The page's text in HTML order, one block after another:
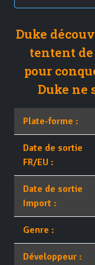
Duke
tentent
pour
Duke ne
Plate-forme :
Date de sortie
FR/EU :
Date de sortie
Import :
Genre :
Développeur :